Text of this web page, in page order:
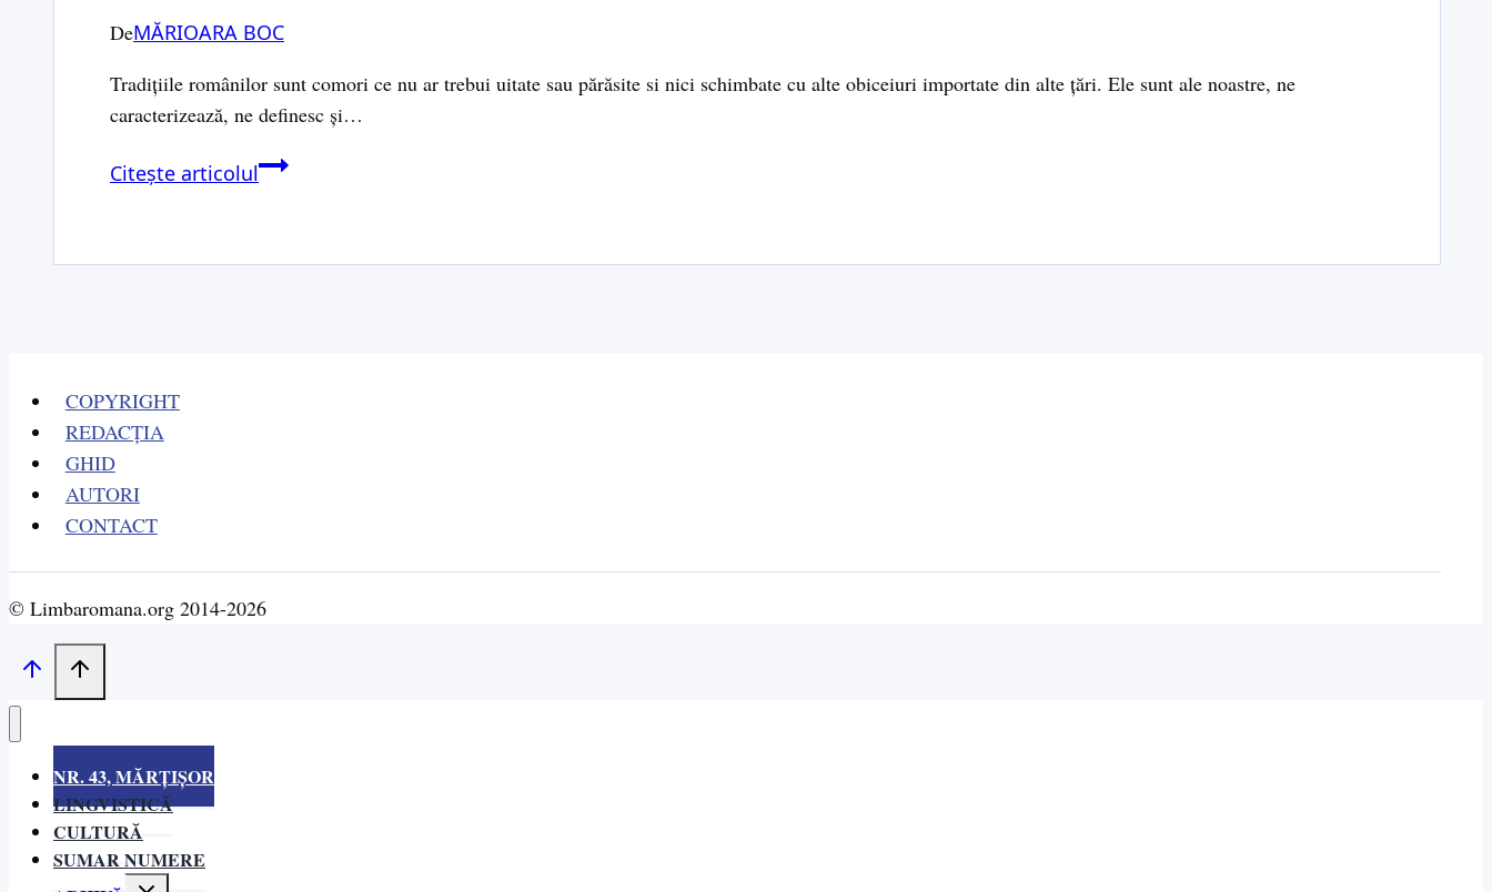
DeMĂRIOARA BOC
Tradițiile românilor sunt comori ce nu ar trebui uitate sau părăsite si nici schimbate cu alte obiceiuri importate din alte țări. Ele sunt ale noastre, ne
caracterizează, ne definesc și…
Citește articolulMÂINILE
RUGĂCIUNE
COPYRIGHT
REDACȚIA
GHID
AUTORI
CONTACT
© Limbaromana.org 2014-2026
NR. 43, MĂRȚIȘOR
LINGVISTICĂ
CULTURĂ
SUMAR NUMERE